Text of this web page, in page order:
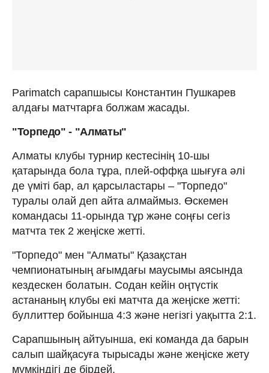
Parimatch сарапшысы Константин Пушкарев
алдағы матчтарға болжам жасады.
"Торпедо" - "Алматы"
Алматы клубы турнир кестесінің 10-шы
қатарында бола тұра, плей-оффқа шығуға әлі
де үміті бар, ал қарсыластары – "Торпедо"
туралы олай деп айта алмаймыз. Өскемен
командасы 11-орында тұр және соңғы сегіз
матчта тек 2 жеңіске жетті.
"Торпедо" мен "Алматы" Қазақстан
чемпионатының ағымдағы маусымы аясында
кездескен болатын. Содан кейін оңтүстік
астананың клубы екі матчта да жеңіске жетті:
буллиттер бойынша 4:3 және негізгі уақытта 2:1.
Сарапшының айтуынша, екі команда да барын
салып шайқасуға тырысады және жеңіске жету
мүмкіндігі де бірдей.